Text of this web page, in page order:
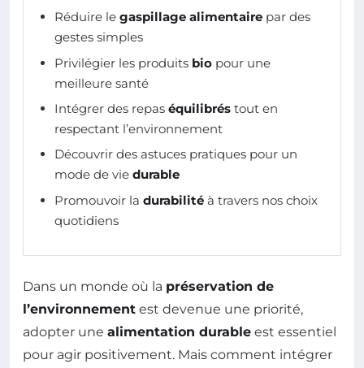
Réduire le gaspillage alimentaire par des
gestes simples
Privilégier les produits bio pour une
meilleure santé
Intégrer des repas équilibrés tout en
respectant l’environnement
Découvrir des astuces pratiques pour un
mode de vie durable
Promouvoir la durabilité à travers nos choix
quotidiens
Dans un monde où la préservation de
l’environnement est devenue une priorité,
adopter une alimentation durable est essentiel
pour agir positivement. Mais comment intégrer